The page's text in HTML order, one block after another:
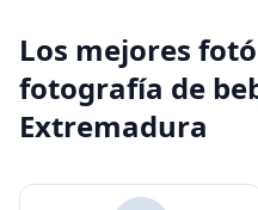
Los mejores
fotografía de
Extremadura